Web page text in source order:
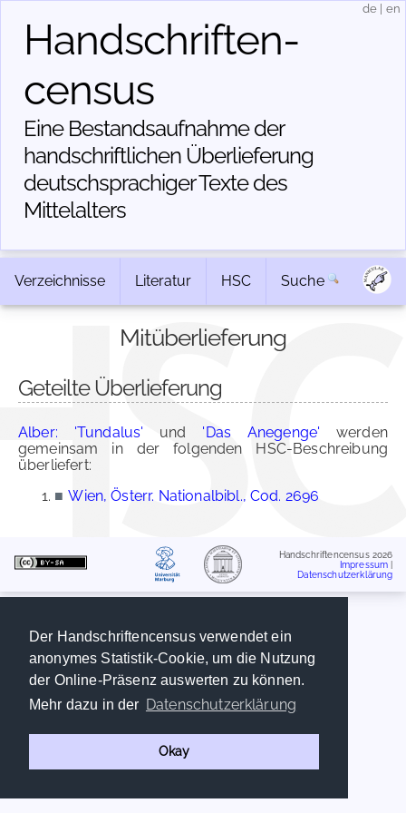
Der Handschriftencensus verwendet ein
anonymes Statistik-Cookie, um die Nutzung
der Online-Präsenz auswerten zu können.
Mehr dazu in der Datenschutzerklärung
Okay
Handschriften­
census
Eine Bestandsaufnahme der
handschriftlichen Über­lieferung
deutschsprachiger Texte des
Mittelalters
de en
Verzeichnisse Literatur HSC Suche
Mitüberlieferung
Geteilte Überlieferung
Alber: 'Tundalus' und 'Das Anegenge' werden
gemeinsam in der folgenden HSC-Beschreibung
überliefert:
■ Wien, Österr. Nationalbibl., Cod. 2696
Handschriftencensus 2026
Impressum
Datenschutzerklärung